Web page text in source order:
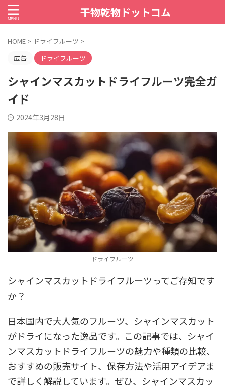
干物乾物ドットコム
HOME > ドライフルーツ >
広告
ドライフルーツ
シャインマスカットドライフルーツ完全ガ
イド
2024年3月28日
ドライフルーツ
シャインマスカットドライフルーツってご存知です
か？
日本国内で大人気のフルーツ、シャインマスカット
がドライになった逸品です。この記事では、シャイ
ンマスカットドライフルーツの魅力や種類の比較、
おすすめの販売サイト、保存方法や活用アイデアま
で詳しく解説しています。ぜひ、シャインマスカッ